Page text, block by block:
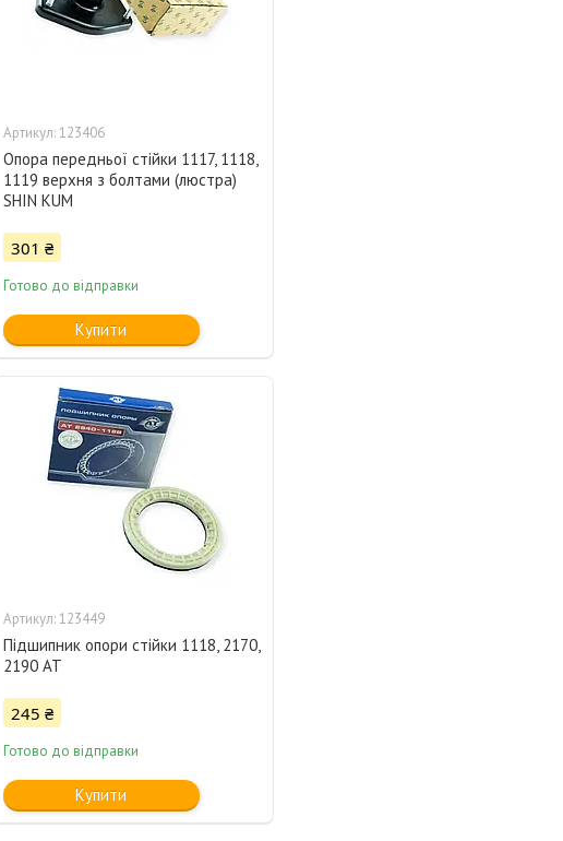
123406
Опора передньої стійки 1117, 1118,
1119 верхня з болтами (люстра)
SHIN KUM
301 ₴
Готово до відправки
Купити
123449
Підшипник опори стійки 1118, 2170,
2190 AT
245 ₴
Готово до відправки
Купити